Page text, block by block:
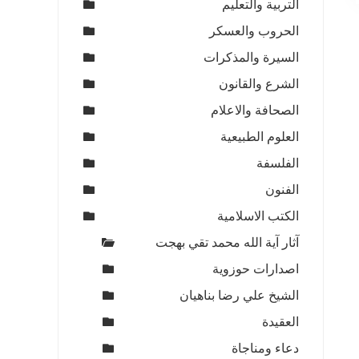
التربية والتعليم
الحروب والعسكر
السيرة والمذكرات
الشرع والقانون
الصحافة والاعلام
العلوم الطبيعية
الفلسفة
الفنون
الكتب الاسلامية
آثار آية الله محمد تقي بهجت
اصدارات حوزوية
الشيخ علي رضا بناهيان
العقيدة
دعاء ومناجاة